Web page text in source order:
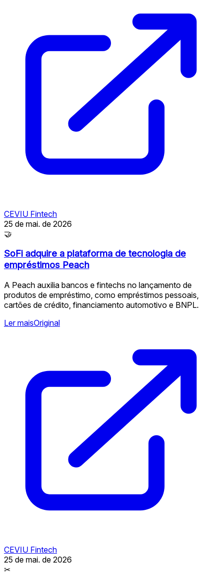
CEVIU Fintech
25 de mai. de 2026
🤝
SoFi adquire a plataforma de tecnologia de
empréstimos Peach
A Peach auxilia bancos e fintechs no lançamento de
produtos de empréstimo, como empréstimos pessoais,
cartões de crédito, financiamento automotivo e BNPL.
Ler maisOriginal
CEVIU Fintech
25 de mai. de 2026
✂